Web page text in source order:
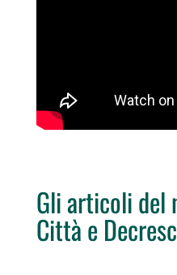
Gli articoli del
Città e